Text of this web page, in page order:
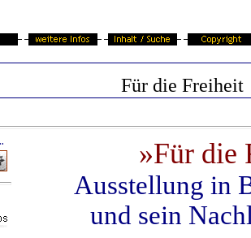
Für die Freiheit
»Für die
Ausstellung in
und sein